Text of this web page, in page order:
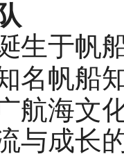
生于帆
名帆船
航海文
与成长